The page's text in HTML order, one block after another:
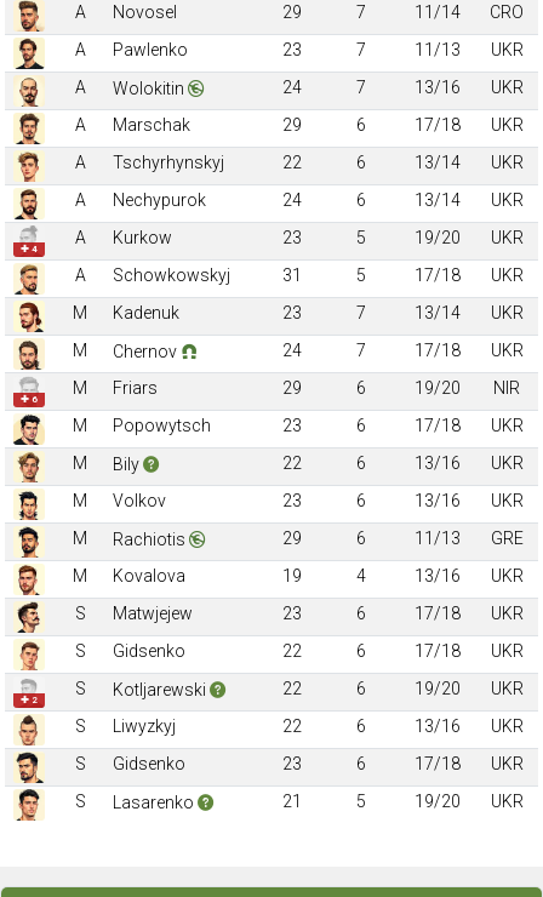
A
Novosel 29 7 11/14
CRO
A
Pawlenko 23 7 11/13
UKR
A
Wolokitin 24 7 13/16
UKR
A
Marschak 29 6 17/18
UKR
A
Tschyrhynskyj 22 6 13/14
UKR
A
Nechypurok 24 6 13/14 UKR
✚ 4
A Kurkow 23 5 19/20
UKR
A
Schowkowskyj 31 5 17/18
UKR
M
Kadenuk 23 7 13/14
UKR
M
Chernov 24 7 17/18 UKR
✚ 6
M Friars 29 6 19/20
NIR
M
Popowytsch 23 6 17/18
UKR
M
Bily 22 6 13/16
UKR
M
Volkov 23 6 13/16
UKR
M
Rachiotis 29 6 11/13
GRE
M
Kovalova 19 4 13/16
UKR
S
Matwjejew 23 6 17/18
UKR
S
Gidsenko 22 6 17/18 UKR
✚ 2
S Kotljarewski 22 6 19/20
UKR
S
Liwyzkyj 22 6 13/16
UKR
S
Gidsenko 23 6 17/18
UKR
S
Lasarenko 21 5 19/20 UKR